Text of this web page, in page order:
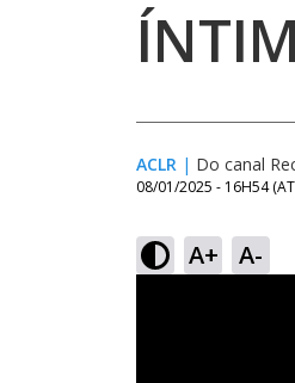
ACLR | Do canal
08/01/2025 - 16H54
A+ A-